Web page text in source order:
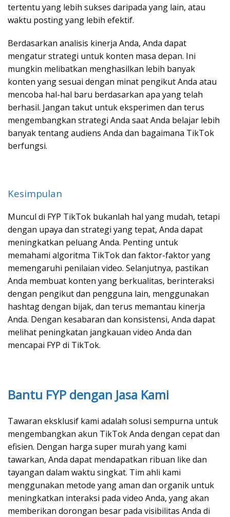
tertentu yang lebih sukses daripada yang lain, atau
waktu posting yang lebih efektif.
Berdasarkan analisis kinerja Anda, Anda dapat
mengatur strategi untuk konten masa depan. Ini
mungkin melibatkan menghasilkan lebih banyak
konten yang sesuai dengan minat pengikut Anda atau
mencoba hal-hal baru berdasarkan apa yang telah
berhasil. Jangan takut untuk eksperimen dan terus
mengembangkan strategi Anda saat Anda belajar lebih
banyak tentang audiens Anda dan bagaimana TikTok
berfungsi.
Kesimpulan
Muncul di FYP TikTok bukanlah hal yang mudah, tetapi
dengan upaya dan strategi yang tepat, Anda dapat
meningkatkan peluang Anda. Penting untuk
memahami algoritma TikTok dan faktor-faktor yang
memengaruhi penilaian video. Selanjutnya, pastikan
Anda membuat konten yang berkualitas, berinteraksi
dengan pengikut dan pengguna lain, menggunakan
hashtag dengan bijak, dan terus memantau kinerja
Anda. Dengan kesabaran dan konsistensi, Anda dapat
melihat peningkatan jangkauan video Anda dan
mencapai FYP di TikTok.
Bantu FYP dengan Jasa Kami
Tawaran eksklusif kami adalah solusi sempurna untuk
mengembangkan akun TikTok Anda dengan cepat dan
efisien. Dengan harga super murah yang kami
tawarkan, Anda dapat mendapatkan ribuan like dan
tayangan dalam waktu singkat. Tim ahli kami
menggunakan metode yang aman dan organik untuk
meningkatkan interaksi pada video Anda, yang akan
memberikan dorongan besar pada visibilitas Anda di